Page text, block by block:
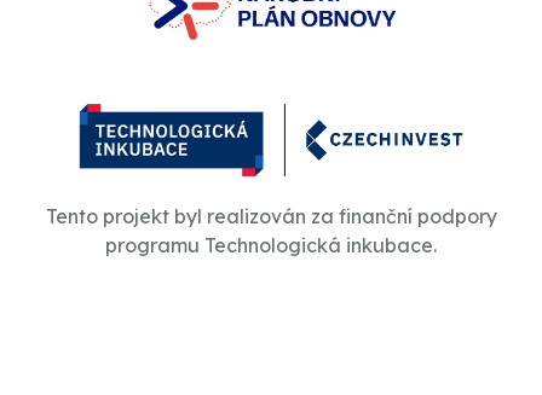
Tento projekt byl realizován za finanční podpory
programu Technologická inkubace.